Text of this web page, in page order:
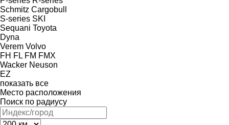
Schmitz Cargobull
S-series SKI
Sequani Toyota
Dyna
Verem Volvo
FH FL FM FMX
Wacker Neuson
EZ
показать все
Место расположения
Поиск по радиусу